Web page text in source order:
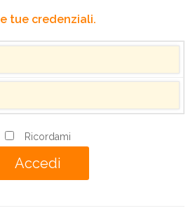
tue credenziali.
Ricordami